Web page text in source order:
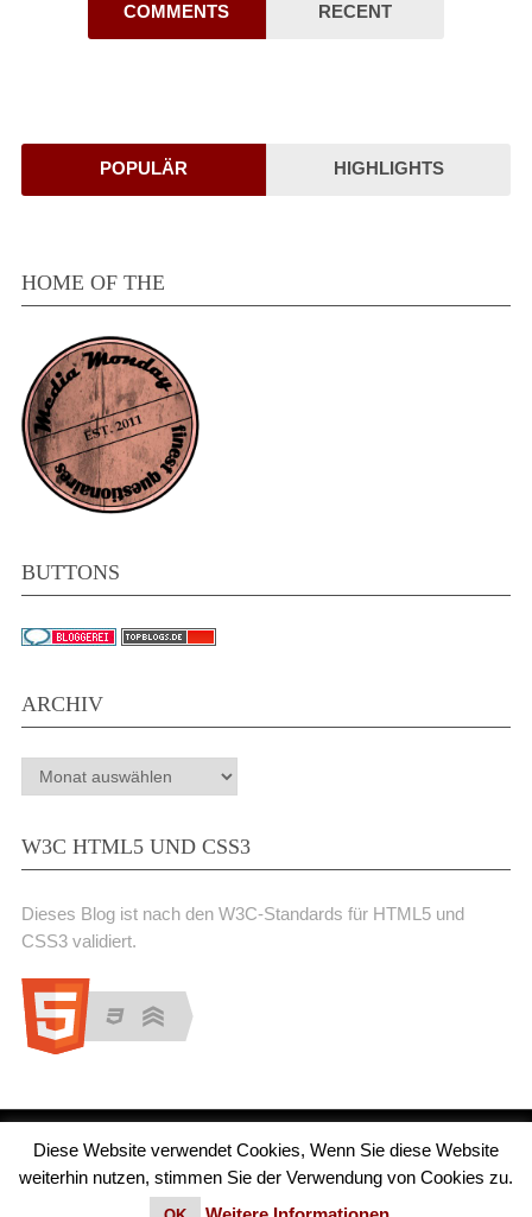
COMMENTS RECENT
POPULÄR HIGHLIGHTS
HOME OF THE
BUTTONS
ARCHIV
Archiv
W3C HTML5 UND CSS3
Dieses Blog ist nach den W3C-Standards für HTML5 und
CSS3 validiert.
MedienjournalCopyright © 2026.
© 2011 - 2018 Medienjournal. Alle Rechte vorbehalten. Theme von
MyThemeShop. Impressum Datenschutz
Diese Website verwendet Cookies, Wenn Sie diese Website
weiterhin nutzen, stimmen Sie der Verwendung von Cookies zu.